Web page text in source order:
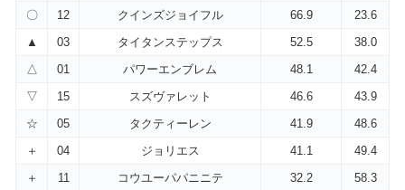
〇
12 クインズジョイフル 66.9
23.6
▲
03 タイタンステップス 52.5
38.0
△
01 パワーエンブレム 48.1
42.4
▽
15 スズヴァレット 46.6
43.9
☆
05 タクティーレン 41.9
48.6
＋
04 ジョリエス 41.1
49.4
＋
11 コウユーパパニニテ 32.2
58.3